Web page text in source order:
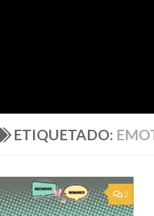
ETIQUETADO:
2